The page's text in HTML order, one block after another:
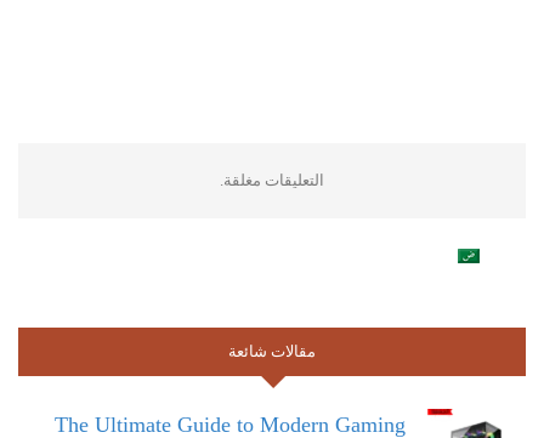
التعليقات مغلقة.
مقالات شائعة
The Ultimate Guide to Modern Gaming